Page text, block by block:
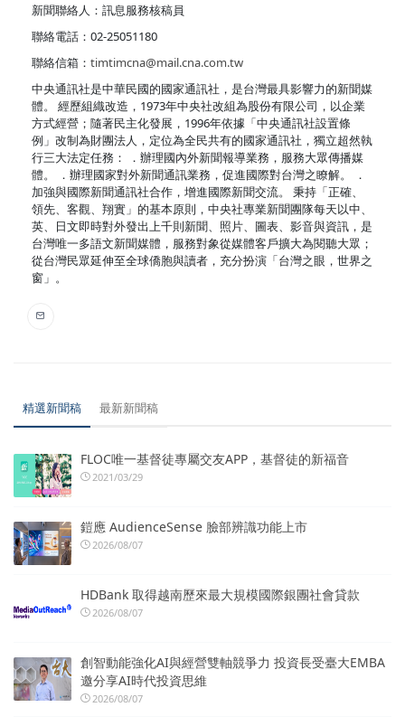
新聞聯絡人：訊息服務核稿員
聯絡電話：02-25051180
聯絡信箱： timtimcna@mail.cna.com.tw
中央通訊社是中華民國的國家通訊社，是台灣最具影響力的新聞媒
體。 經歷組織改造，1973年中央社改組為股份有限公司，以企業
方式經營；隨著民主化發展，1996年依據「中央通訊社設置條
例」改制為財團法人，定位為全民共有的國家通訊社，獨立超然執
行三大法定任務： ．辦理國內外新聞報導業務，服務大眾傳播媒
體。 ．辦理國家對外新聞通訊業務，促進國際對台灣之瞭解。 ．
加強與國際新聞通訊社合作，增進國際新聞交流。 秉持「正確、
領先、客觀、翔實」的基本原則，中央社專業新聞團隊每天以中、
英、日文即時對外發出上千則新聞、照片、圖表、影音與資訊，是
台灣唯一多語文新聞媒體，服務對象從媒體客戶擴大為閱聽大眾；
從台灣民眾延伸至全球僑胞與讀者，充分扮演「台灣之眼，世界之
窗」。
精選新聞稿 最新新聞稿
FLOC唯一基督徒專屬交友APP，基督徒的新福音
2021/03/29
鎧應 AudienceSense 臉部辨識功能上市
2026/08/07
HDBank 取得越南歷來最大規模國際銀團社會貸款
2026/08/07
創智動能強化AI與經營雙軸競爭力 投資長受臺大EMBA
邀分享AI時代投資思維
2026/08/07